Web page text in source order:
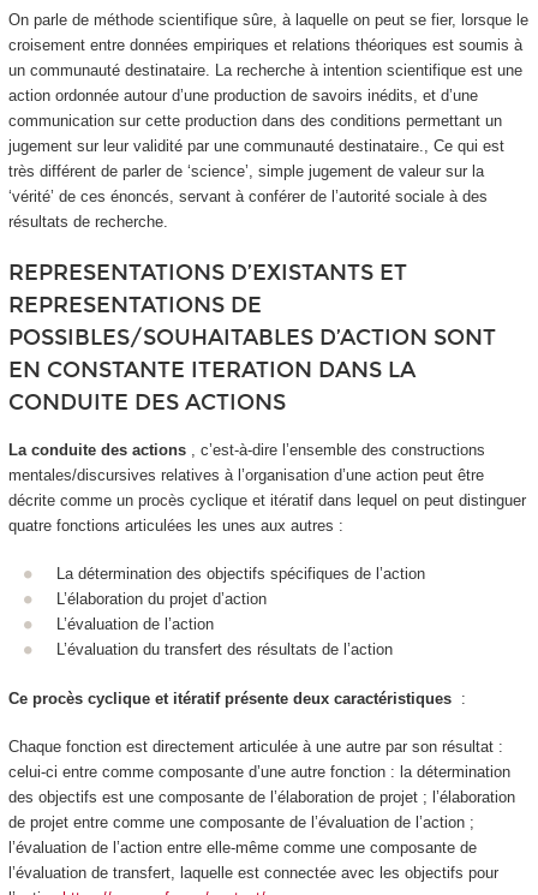
On parle de méthode scientifique sûre, à laquelle on peut se fier, lorsque le
croisement entre données empiriques et relations théoriques est soumis à
un communauté destinataire. La recherche à intention scientifique est une
action ordonnée autour d’une production de savoirs inédits, et d’une
communication sur cette production dans des conditions permettant un
jugement sur leur validité par une communauté destinataire., Ce qui est
très différent de parler de ‘science’, simple jugement de valeur sur la
‘vérité’ de ces énoncés, servant à conférer de l’autorité sociale à des
résultats de recherche.
REPRESENTATIONS D’EXISTANTS ET
REPRESENTATIONS DE
POSSIBLES/SOUHAITABLES D’ACTION SONT
EN CONSTANTE ITERATION DANS LA
CONDUITE DES ACTIONS
La conduite des actions
, c’est-à-dire l’ensemble des constructions
mentales/discursives relatives à l’organisation d’une action peut être
décrite comme un procès cyclique et itératif dans lequel on peut distinguer
quatre fonctions articulées les unes aux autres :
La détermination des objectifs spécifiques de l’action
L’élaboration du projet d’action
L’évaluation de l’action
L’évaluation du transfert des résultats de l’action
Ce procès cyclique et itératif présente deux caractéristiques :
Chaque fonction est directement articulée à une autre par son résultat :
celui-ci entre comme composante d’une autre fonction : la détermination
des objectifs est une composante de l’élaboration de projet ; l’élaboration
de projet entre comme une composante de l’évaluation de l’action ;
l’évaluation de l’action entre elle-même comme une composante de
l’évaluation de transfert, laquelle est connectée avec les objectifs pour